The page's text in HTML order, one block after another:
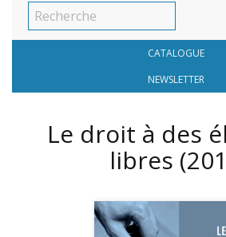
CATALOGUE
NEWSLETTER
Le droit à des
libres